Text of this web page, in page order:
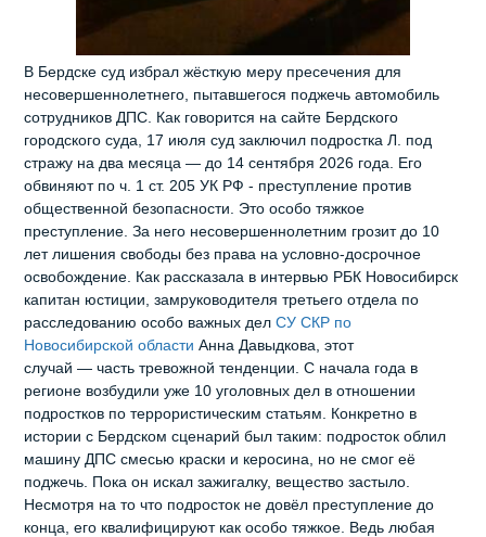
В Бердске суд избрал жёсткую меру пресечения для
несовершеннолетнего, пытавшегося поджечь автомобиль
сотрудников ДПС. Как говорится на сайте Бердского
городского суда, 17 июля суд заключил подростка Л. под
стражу на два месяца — до 14 сентября 2026 года. Его
обвиняют по ч. 1 ст. 205 УК РФ - преступление против
общественной безопасности. Это особо тяжкое
преступление. За него несовершеннолетним грозит до 10
лет лишения свободы без права на условно‑досрочное
освобождение. Как рассказала в интервью РБК Новосибирск
капитан юстиции, замруководителя третьего отдела по
расследованию особо важных дел СУ СКР по
Новосибирской области Анна Давыдкова, этот
случай — часть тревожной тенденции. С начала года в
регионе возбудили уже 10 уголовных дел в отношении
подростков по террористическим статьям. Конкретно в
истории с Бердском сценарий был таким: подросток облил
машину ДПС смесью краски и керосина, но не смог её
поджечь. Пока он искал зажигалку, вещество застыло.
Несмотря на то что подросток не довёл преступление до
конца, его квалифицируют как особо тяжкое. Ведь любая